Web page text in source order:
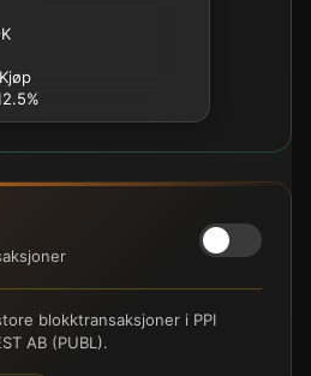
blokktransaksjoner i PPI
AB (PUBL).